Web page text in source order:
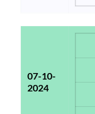
07-10-
2024